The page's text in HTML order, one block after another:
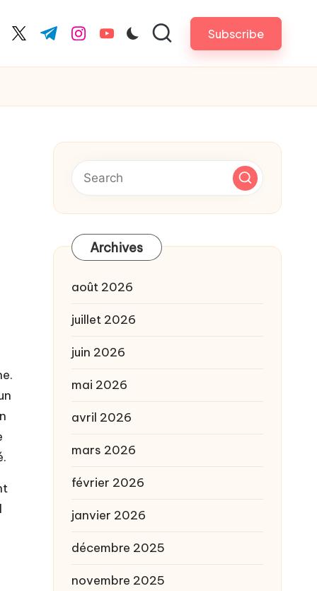
twitter.com
t.me instagram.com
youtube.com Subscribe
Archives
août 2026
juillet 2026
juin 2026
mai 2026
avril 2026
mars 2026
février 2026
janvier 2026
décembre 2025
novembre 2025